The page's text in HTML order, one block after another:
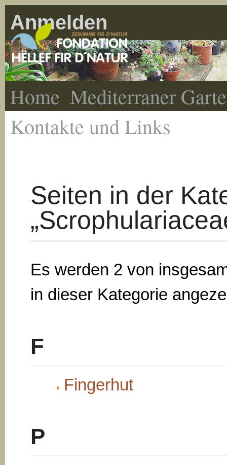
Anmelden
Home Mediterraner
Kontakte und Links
Seiten in der
Es werden 2 von
in dieser Kategorie
F
Fingerhut
P